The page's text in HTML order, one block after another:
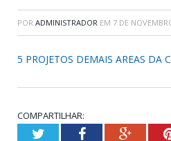
POR ADMINISTRADOR EM 7 DE
5 PROJETOS DEMAIS AREAS DA
COMPARTILHAR:
TwitterFacebook